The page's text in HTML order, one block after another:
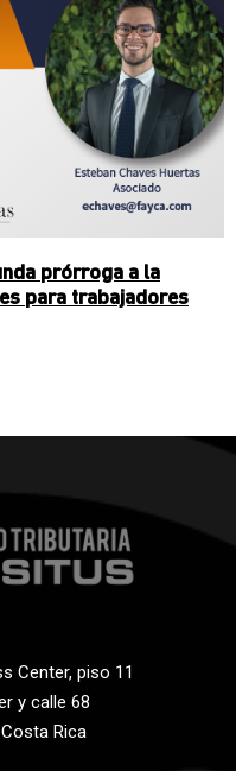
prórroga a la
para trabajadores
Center, piso 11
y calle 68
Rica